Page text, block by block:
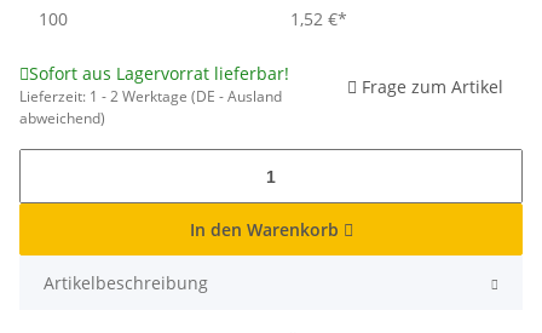
100
1,52 €*
Sofort aus Lagervorrat lieferbar!
Lieferzeit: 1 - 2 Werktage (DE - Ausland
abweichend)
Frage zum Artikel
In den Warenkorb
Artikelbeschreibung